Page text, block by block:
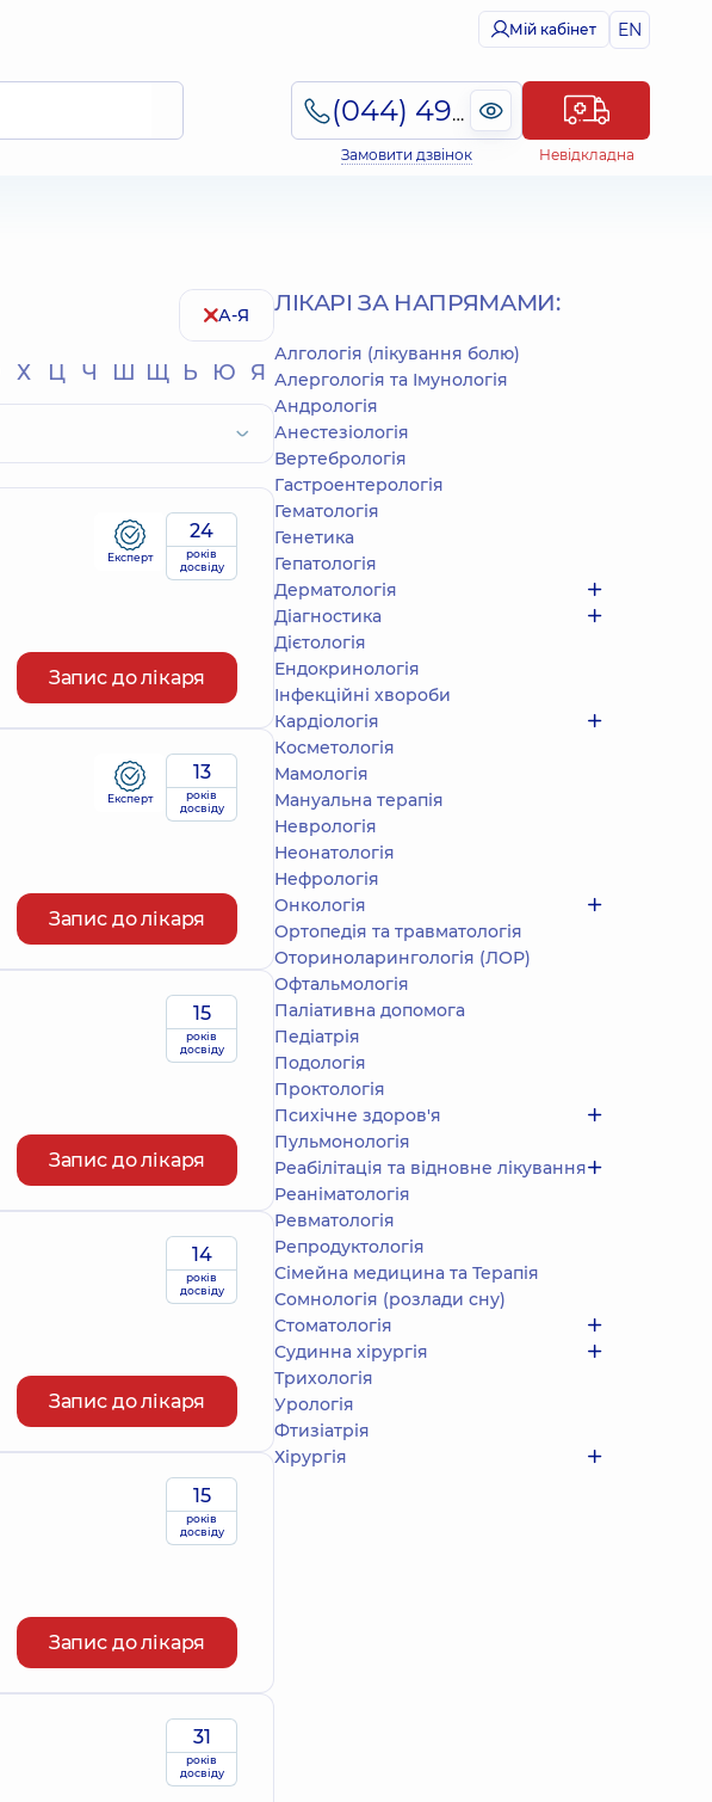
Мій кабінет EN
(044) 495-2-888
Замовити дзвінок Невідкладна
А-Я
Х Ц Ч Ш Щ Ь Ю Я
24
років
досвіду
Експерт
Запис до лікаря
13
років
досвіду
Експерт
Запис до лікаря
15
років
досвіду
Запис до лікаря
14
років
досвіду
Запис до лікаря
15
років
досвіду
Запис до лікаря
31
років
досвіду
ЛІКАРІ ЗА НАПРЯМАМИ:
Алгологія (лікування болю)
Алергологія та Імунологія
Андрологія
Анестезіологія
Вертебрологія
Гастроентерологія
Гематологія
Генетика
Гепатологія
Дерматологія
Діагностика
Дієтологія
Ендокринологія
Інфекційні хвороби
Кардіологія
Косметологія
Мамологія
Мануальна терапія
Неврологія
Неонатологія
Нефрологія
Онкологія
Ортопедія та травматологія
Оториноларингологія (ЛОР)
Офтальмологія
Паліативна допомога
Педіатрія
Подологiя
Проктологія
Психічне здоров'я
Пульмонологія
Реабілітація та відновне лікування
Реаніматологія
Ревматологія
Репродуктологія
Сімейна медицина та Терапія
Сомнологія (розлади сну)
Стоматологія
Судинна хірургія
Трихологія
Урологія
Фтизіатрія
Хірургія